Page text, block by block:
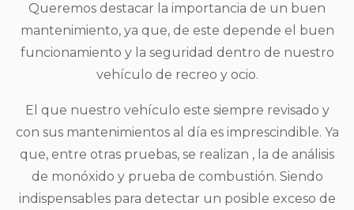
Queremos destacar la importancia de un buen
mantenimiento, ya que, de este depende el buen
funcionamiento y la seguridad dentro de nuestro
vehículo de recreo y ocio.
El que nuestro vehículo este siempre revisado y
con sus mantenimientos al día es imprescindible. Ya
que, entre otras pruebas, se realizan , la de análisis
de monóxido y prueba de combustión. Siendo
indispensables para detectar un posible exceso de